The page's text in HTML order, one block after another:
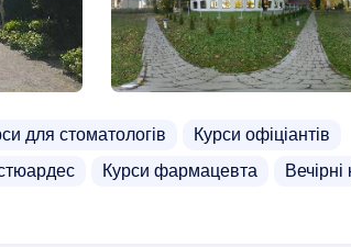
для стоматологів
Курси офіціантів
Курси фармацевта